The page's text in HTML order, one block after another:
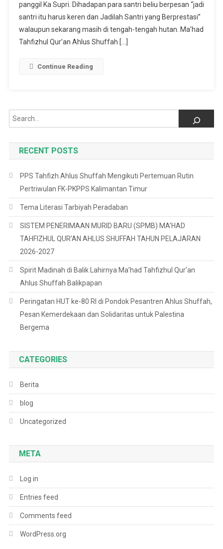
Ka
Supri
Pembina
panggil Ka Supri. Dihadapan para santri beliu berpesan “jadi
santri itu harus keren dan Jadilah Santri yang Berprestasi”
walaupun sekarang masih di tengah-tengah hutan. Ma’had
Tahfizhul Qur’an Ahlus Shuffah […]
Continue Reading
Search
RECENT POSTS
PPS Tahfizh Ahlus Shuffah Mengikuti Pertemuan Rutin
Pertriwulan FK-PKPPS Kalimantan Timur
Tema Literasi Tarbiyah Peradaban
SISTEM PENERIMAAN MURID BARU (SPMB) MA’HAD
TAHFIZHUL QUR’AN AHLUS SHUFFAH TAHUN PELAJARAN
2026-2027
Spirit Madinah di Balik Lahirnya Ma’had Tahfizhul Qur’an
Ahlus Shuffah Balikpapan
Peringatan HUT ke-80 RI di Pondok Pesantren Ahlus Shuffah,
Pesan Kemerdekaan dan Solidaritas untuk Palestina
Bergema
CATEGORIES
Berita
blog
Uncategorized
META
Log in
Entries feed
Comments feed
WordPress.org